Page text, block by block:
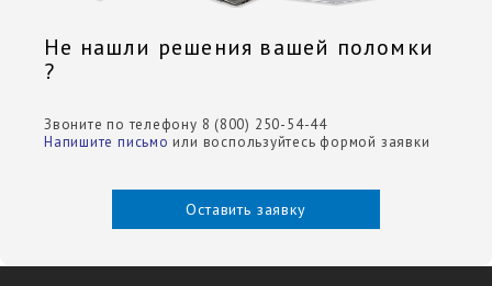
Не нашли решения вашей поломки
?
Звоните по телефону 8 (800) 250-54-44
Напишите письмо или воспользуйтесь формой заявки
Оставить заявку